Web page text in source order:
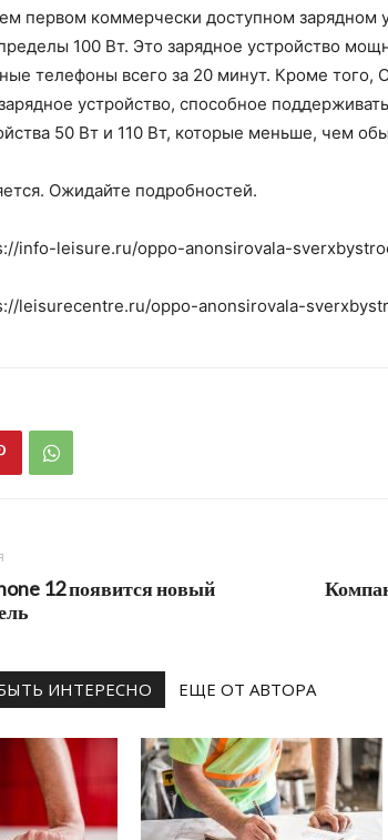
первом коммерчески доступном зарядном
100 Вт. Это зарядное устройство
телефоны всего за 20 минут. Кроме того,
устройство, способное
50 Вт и 110 Вт, которые меньше, чем
Ожидайте подробностей.
info-leisure.ru/oppo-anonsirovala-
leisurecentre.ru/oppo-anonsirovala-
12 появится новый
ИНТЕРЕСНО ЕЩЕ ОТ АВТОРА